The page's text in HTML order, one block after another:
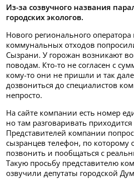
Из-за созвучного названия
городских экологов.
Нового регионального
коммунальных отходов
Сызрани. У горожан возникают
поводам. Кто-то не согласен с
кому-то они не пришли и так
дозвониться до специалистов
непросто.
На сайте компании есть номер
но там разговаривать
Представителей компании
сызранцев телефон, по которому
позвонить и пообщаться с
Такую просьбу представителю
озвучили депутаты городской